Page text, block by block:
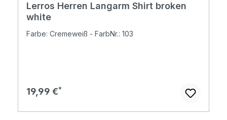
Lerros Herren Langarm Shirt broken
white
Farbe: Cremeweiß - FarbNr.: 103
Regulärer Preis:
19,99 €